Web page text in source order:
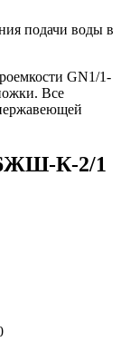
подачи воды в
GN1/1-
Все
К-2/1